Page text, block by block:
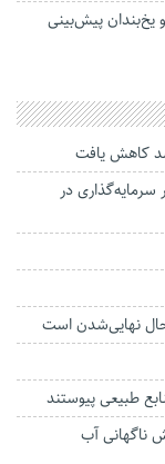
یخ‌بندان پیش‌بینی
پیگیر سرمایه‌گذاری در
نهایی‌شدن است
ناگهانی آب